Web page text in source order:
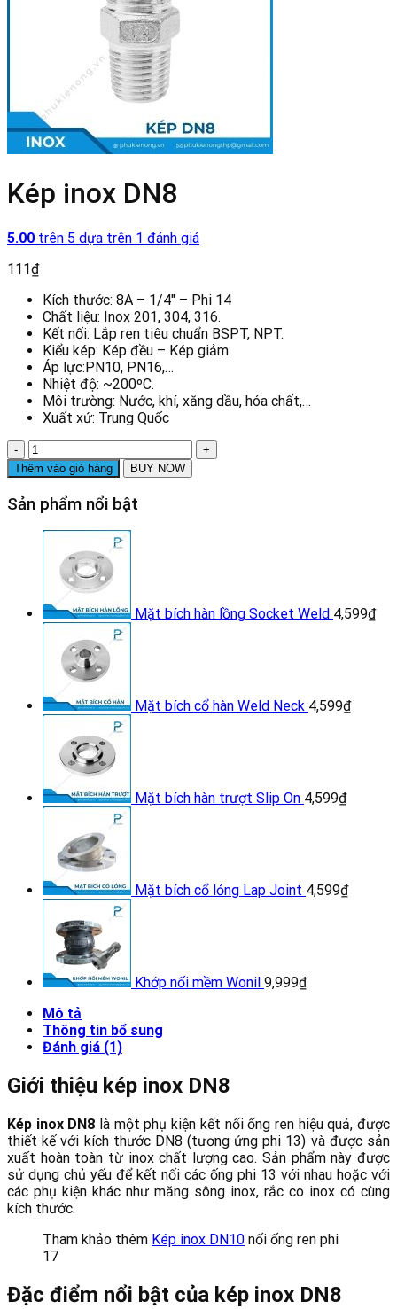
Kép inox DN8
5.00 trên 5 dựa trên 1 đánh giá
111₫
Kích thước: 8A – 1/4″ – Phi 14
Chất liệu: Inox 201, 304, 316.
Kết nối: Lắp ren tiêu chuẩn BSPT, NPT.
Kiểu kép: Kép đều – Kép giảm
Áp lực:PN10, PN16,…
Nhiệt độ: ~200ºC.
Môi trường: Nước, khí, xăng dầu, hóa chất,…
Xuất xứ: Trung Quốc
Kép
inox
DN8
số
lượng
Thêm vào giỏ hàng BUY NOW
Sản phẩm nổi bật
Mặt bích hàn lồng Socket Weld 4,599₫
Mặt bích cổ hàn Weld Neck 4,599₫
Mặt bích hàn trượt Slip On 4,599₫
Mặt bích cổ lỏng Lap Joint 4,599₫
Khớp nối mềm Wonil 9,999₫
Mô tả
Thông tin bổ sung
Đánh giá (1)
Giới thiệu kép inox DN8
Kép inox DN8 là một phụ kiện kết nối ống ren hiệu quả, được
thiết kế với kích thước DN8 (tương ứng phi 13) và được sản
xuất hoàn toàn từ inox chất lượng cao. Sản phẩm này được
sử dụng chủ yếu để kết nối các ống phi 13 với nhau hoặc với
các phụ kiện khác như măng sông inox, rắc co inox có cùng
kích thước.
Tham khảo thêm Kép inox DN10 nối ống ren phi
17
Đặc điểm nổi bật của kép inox DN8